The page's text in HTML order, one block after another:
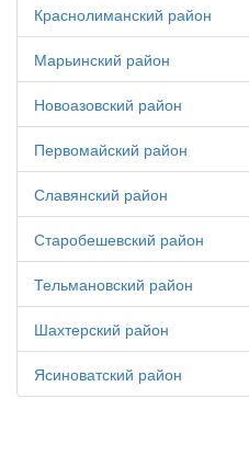
Краснолиманский район
Марьинский район
Новоазовский район
Первомайский район
Славянский район
Старобешевский район
Тельмановский район
Шахтерский район
Ясиноватский район